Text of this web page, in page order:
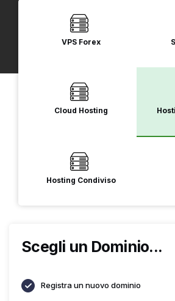
VPS Forex
Cloud Hosting
Hosting Condiviso
Scegli un Dominio...
Registra un nuovo dominio